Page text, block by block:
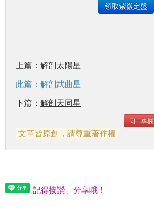
領取紫微定盤
上篇： 解剖太陽星
此篇：解剖武曲星
下篇： 解剖天同星
同一專欄
文章皆原創，請尊重著作權
記得按讚、分享哦！